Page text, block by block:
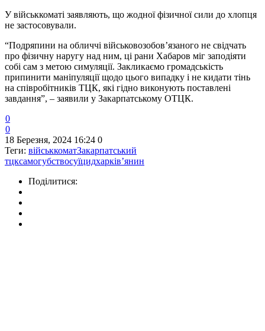
У військкоматі заявляють, що жодної фізичної сили до хлопця
не застосовували.
“Подряпини на обличчі військовозобов’язаного не свідчать
про фізичну наругу над ним, ці рани Хабаров міг заподіяти
собі сам з метою симуляції. Закликаємо громадськість
припинити маніпуляції щодо цього випадку і не кидати тінь
на співробітників ТЦК, які гідно виконують поставлені
завдання”, – заявили у Закарпатському ОТЦК.
0
0
18 Березня, 2024 16:24 0
Теги: військкоматЗакарпатський
тцксамогубствосуїцидхарків’янин
Поділитися: